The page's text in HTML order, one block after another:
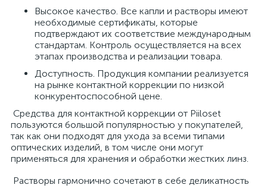
Высокое качество. Все капли и растворы имеют
необходимые сертификаты, которые
подтверждают их соответствие международным
стандартам. Контроль осуществляется на всех
этапах производства и реализации товара.
Доступность. Продукция компании реализуется
на рынке контактной коррекции по низкой
конкурентоспособной цене.
Средства для контактной коррекции от Piiloset
пользуются большой популярностью у покупателей,
так как они подходят для ухода за всеми типами
оптических изделий, в том числе они могут
применяться для хранения и обработки жестких линз.
Растворы гармонично сочетают в себе деликатность